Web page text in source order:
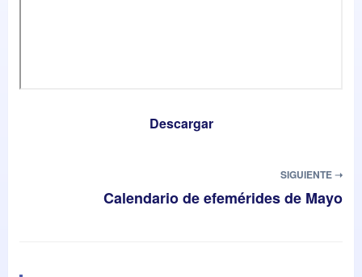
Descargar
SIGUIENTE ➝
Calendario de efemérides de Mayo